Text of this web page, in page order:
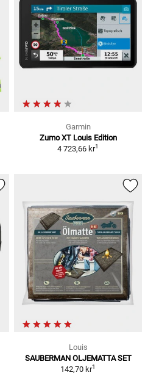
Garmin
Zumo XT Louis Edition
4 723,66 kr1
Louis
SAUBERMAN OLJEMATTA SET
142,70 kr1